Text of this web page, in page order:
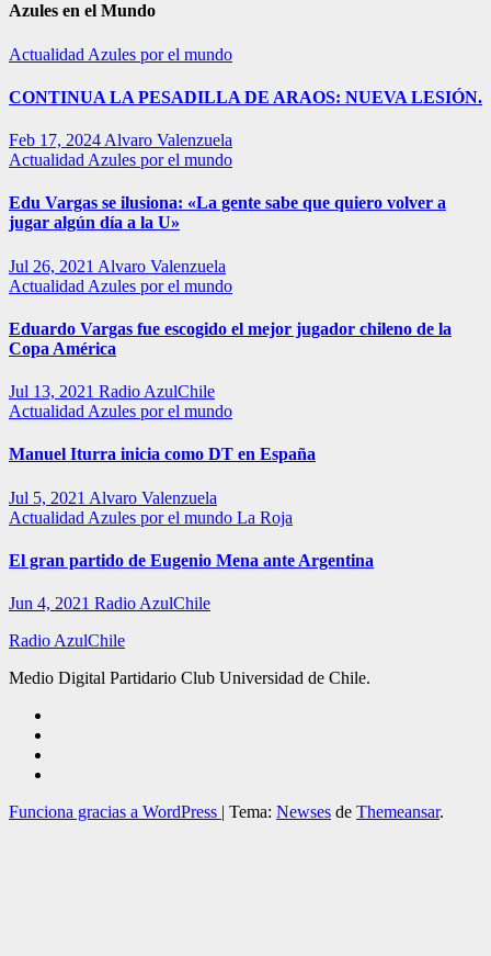
Azules en el Mundo
Actualidad Azules por el mundo
CONTINUA LA PESADILLA DE ARAOS: NUEVA LESIÓN.
Feb 17, 2024 Alvaro Valenzuela
Actualidad Azules por el mundo
Edu Vargas se ilusiona: «La gente sabe que quiero volver a
jugar algún día a la U»
Jul 26, 2021 Alvaro Valenzuela
Actualidad Azules por el mundo
Eduardo Vargas fue escogido el mejor jugador chileno de la
Copa América
Jul 13, 2021 Radio AzulChile
Actualidad Azules por el mundo
Manuel Iturra inicia como DT en España
Jul 5, 2021 Alvaro Valenzuela
Actualidad Azules por el mundo La Roja
El gran partido de Eugenio Mena ante Argentina
Jun 4, 2021 Radio AzulChile
Radio AzulChile
Medio Digital Partidario Club Universidad de Chile.
Funciona gracias a WordPress | Tema: Newses de Themeansar.